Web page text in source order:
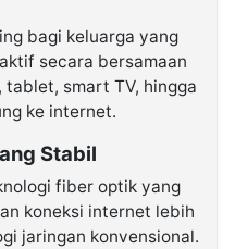
bagi keluarga yang
secara bersamaan
smart TV, hingga
ke internet.
Stabil
fiber optik yang
koneksi internet lebih
jaringan konvensional.